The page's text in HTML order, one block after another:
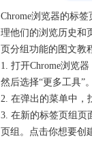
Chrome浏览器的标
理他们的浏览历史和
页分组功能的图文教
1. 打开Chrome浏览
然后选择“更多工具”。
2. 在弹出的菜单中，
3. 在新的标签页组页
页组。点击你想要创